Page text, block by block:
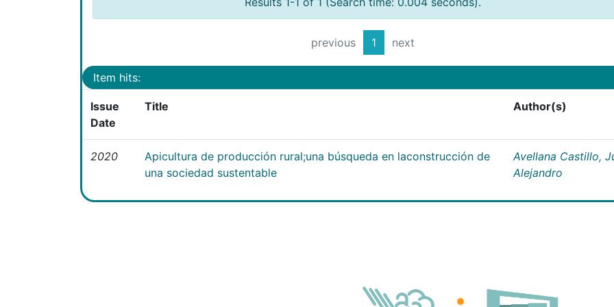
previous 1 next
Item hits:
Issue
Date
Title Author(s)
2020
Apicultura de producción rural;una búsqueda en laconstrucción de
una sociedad sustentable
Avellana Castillo,
Alejandro